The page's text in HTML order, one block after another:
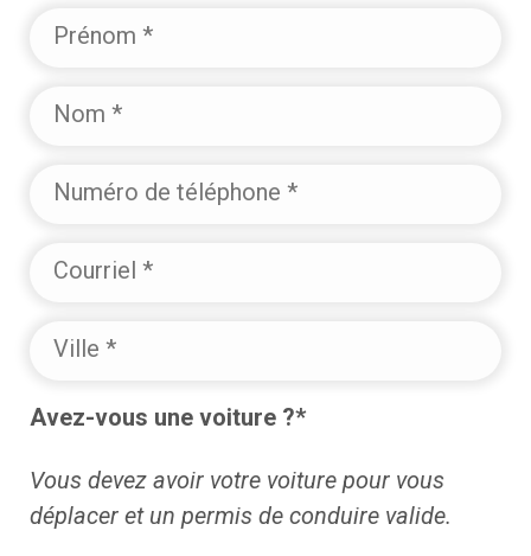
téléphone
Avez-vous une voiture ?*
Vous devez avoir votre voiture pour vous
déplacer et un permis de conduire valide.